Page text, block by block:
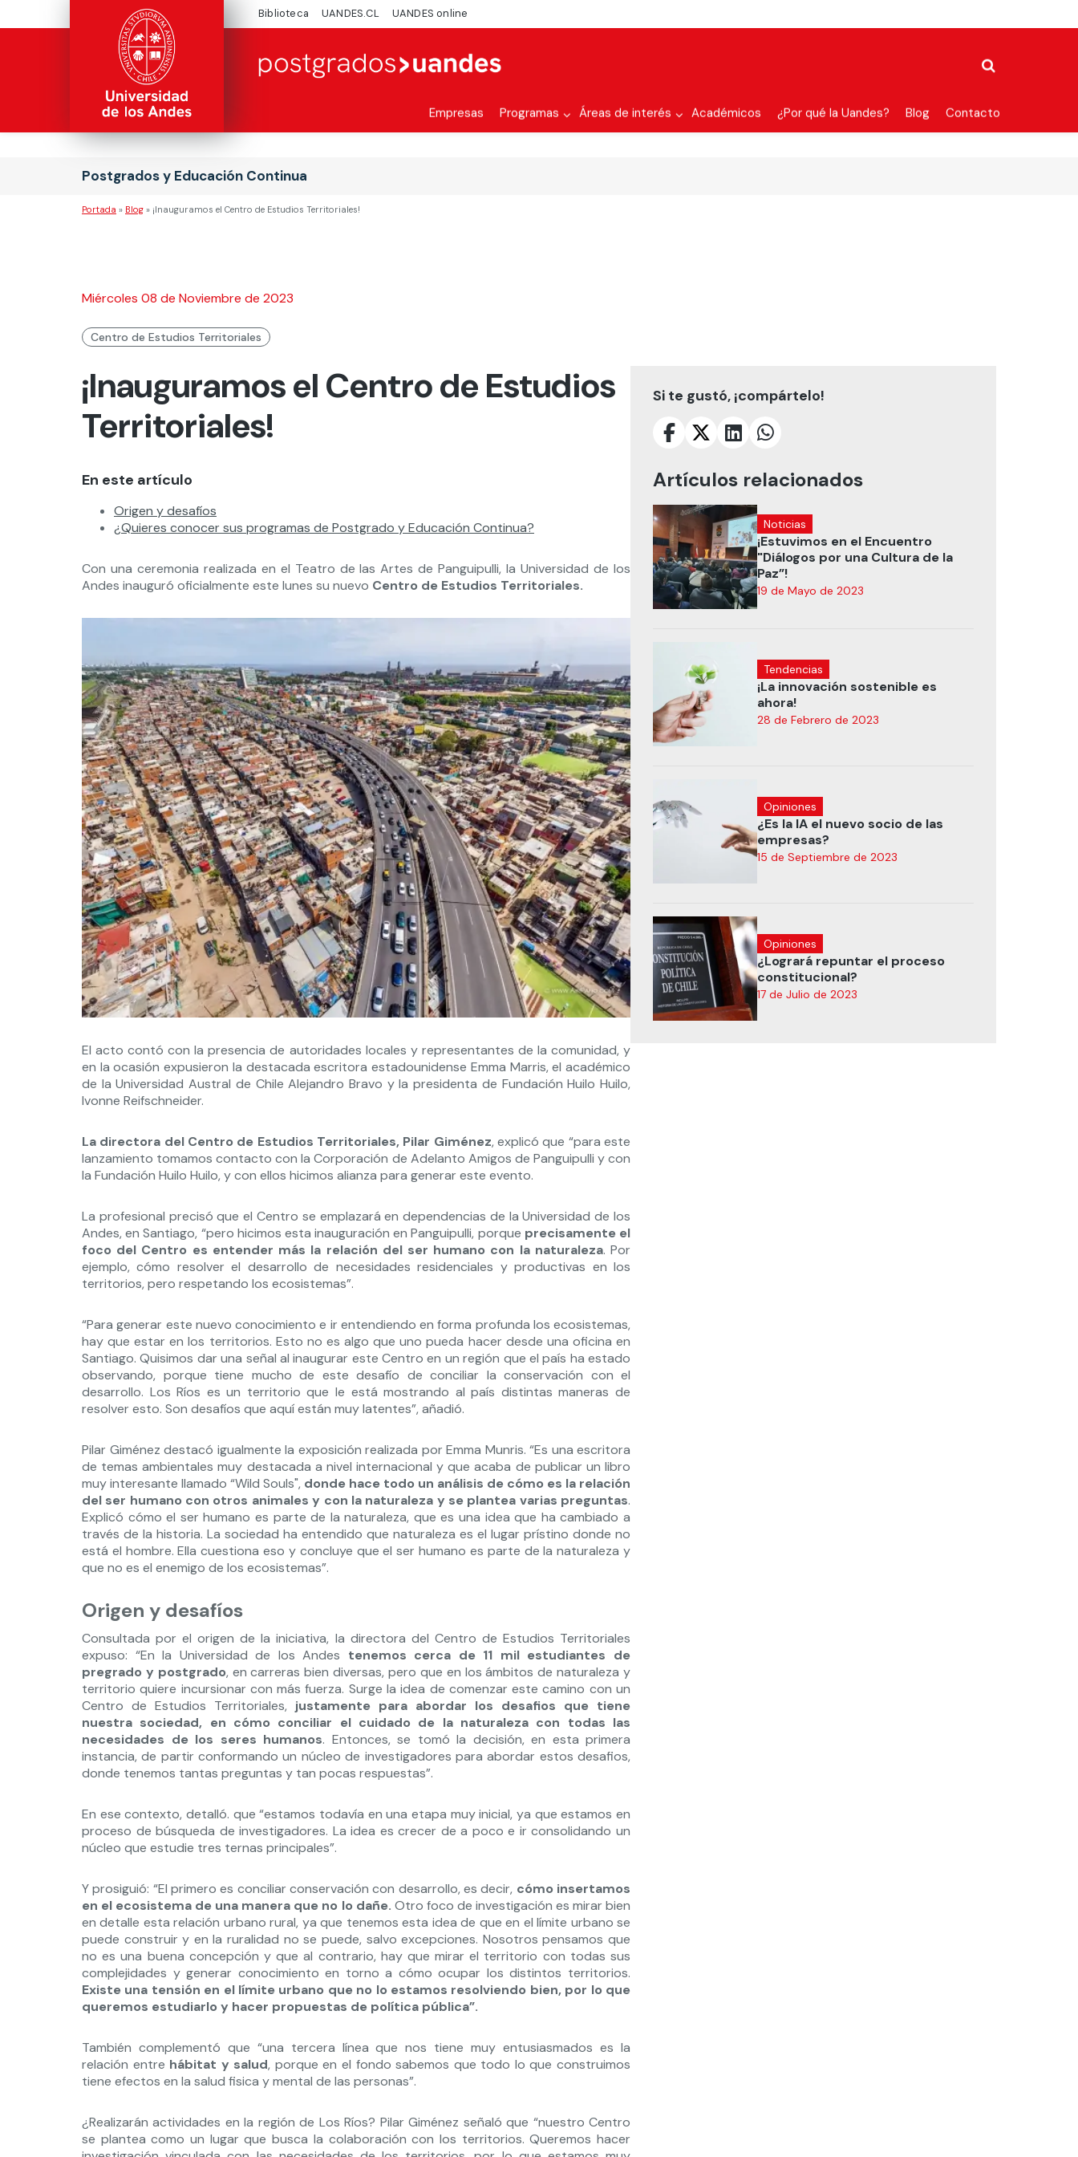
Biblioteca UANDES.CL UANDES online
Empresas Programas Áreas de interés Académicos ¿Por qué la Uandes? Blog Contacto
Postgrados y Educación Continua
Portada » Blog » ¡Inauguramos el Centro de Estudios Territoriales!
Miércoles 08 de Noviembre de 2023
Centro de Estudios Territoriales
¡Inauguramos el Centro de Estudios
Territoriales!
En este artículo
Origen y desafíos
¿Quieres conocer sus programas de Postgrado y Educación Continua?
Con una ceremonia realizada en el Teatro de las Artes de Panguipulli, la Universidad de los
Andes inauguró oficialmente este lunes su nuevo Centro de Estudios Territoriales.
El acto contó con la presencia de autoridades locales y representantes de la comunidad, y
en la ocasión expusieron la destacada escritora estadounidense Emma Marris, el académico
de la Universidad Austral de Chile Alejandro Bravo y la presidenta de Fundación Huilo Huilo,
Ivonne Reifschneider.
La directora del Centro de Estudios Territoriales, Pilar Giménez, explicó que “para este
lanzamiento tomamos contacto con la Corporación de Adelanto Amigos de Panguipulli y con
la Fundación Huilo Huilo, y con ellos hicimos alianza para generar este evento.
La profesional precisó que el Centro se emplazará en dependencias de la Universidad de los
Andes, en Santiago, “pero hicimos esta inauguración en Panguipulli, porque precisamente el
foco del Centro es entender más la relación del ser humano con la naturaleza. Por
ejemplo, cómo resolver el desarrollo de necesidades residenciales y productivas en los
territorios, pero respetando los ecosistemas”.
“Para generar este nuevo conocimiento e ir entendiendo en forma profunda los ecosistemas,
hay que estar en los territorios. Esto no es algo que uno pueda hacer desde una oficina en
Santiago. Quisimos dar una señal al inaugurar este Centro en un región que el país ha estado
observando, porque tiene mucho de este desafío de conciliar la conservación con el
desarrollo. Los Ríos es un territorio que le está mostrando al país distintas maneras de
resolver esto. Son desafíos que aquí están muy latentes”, añadió.
Pilar Giménez destacó igualmente la exposición realizada por Emma Munris. “Es una escritora
de temas ambientales muy destacada a nivel internacional y que acaba de publicar un libro
muy interesante llamado “Wild Souls", donde hace todo un análisis de cómo es la relación
del ser humano con otros animales y con la naturaleza y se plantea varias preguntas.
Explicó cómo el ser humano es parte de la naturaleza, que es una idea que ha cambiado a
través de la historia. La sociedad ha entendido que naturaleza es el lugar prístino donde no
está el hombre. Ella cuestiona eso y concluye que el ser humano es parte de la naturaleza y
que no es el enemigo de los ecosistemas”.
Origen y desafíos
Consultada por el origen de la iniciativa, la directora del Centro de Estudios Territoriales
expuso: “En la Universidad de los Andes tenemos cerca de 11 mil estudiantes de
pregrado y postgrado, en carreras bien diversas, pero que en los ámbitos de naturaleza y
territorio quiere incursionar con más fuerza. Surge la idea de comenzar este camino con un
Centro de Estudios Territoriales, justamente para abordar los desafios que tiene
nuestra sociedad, en cómo conciliar el cuidado de la naturaleza con todas las
necesidades de los seres humanos. Entonces, se tomó la decisión, en esta primera
instancia, de partir conformando un núcleo de investigadores para abordar estos desafios,
donde tenemos tantas preguntas y tan pocas respuestas”.
En ese contexto, detalló. que “estamos todavía en una etapa muy inicial, ya que estamos en
proceso de búsqueda de investigadores. La idea es crecer de a poco e ir consolidando un
núcleo que estudie tres ternas principales”.
Y prosiguió: “El primero es conciliar conservación con desarrollo, es decir, cómo insertamos
en el ecosistema de una manera que no lo dañe. Otro foco de investigación es mirar bien
en detalle esta relación urbano rural, ya que tenemos esta idea de que en el límite urbano se
puede construir y en la ruralidad no se puede, salvo excepciones. Nosotros pensamos que
no es una buena concepción y que al contrario, hay que mirar el territorio con todas sus
complejidades y generar conocimiento en torno a cómo ocupar los distintos territorios.
Existe una tensión en el límite urbano que no lo estamos resolviendo bien, por lo que
queremos estudiarlo y hacer propuestas de política pública”.
También complementó que “una tercera línea que nos tiene muy entusiasmados es la
relación entre hábitat y salud, porque en el fondo sabemos que todo lo que construimos
tiene efectos en la salud fisica y mental de las personas”.
¿Realizarán actividades en la región de Los Ríos? Pilar Giménez señaló que “nuestro Centro
se plantea como un lugar que busca la colaboración con los territorios. Queremos hacer
Si te gustó, ¡compártelo!
Artículos relacionados
Noticias
¡Estuvimos en el Encuentro
"Diálogos por una Cultura de la
Paz”!
19 de Mayo de 2023
Tendencias
¡La innovación sostenible es
ahora!
28 de Febrero de 2023
Opiniones
¿Es la IA el nuevo socio de las
empresas?
15 de Septiembre de 2023
Opiniones
¿Logrará repuntar el proceso
constitucional?
17 de Julio de 2023